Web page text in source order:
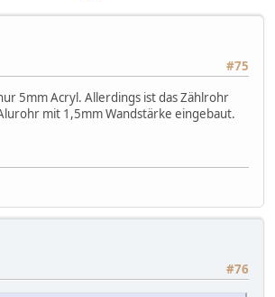
#75
5mm Acryl. Allerdings ist das Zählrohr
mit 1,5mm Wandstärke eingebaut.
#76